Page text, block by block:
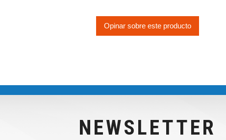
Opinar sobre este producto
NEWSLETTER